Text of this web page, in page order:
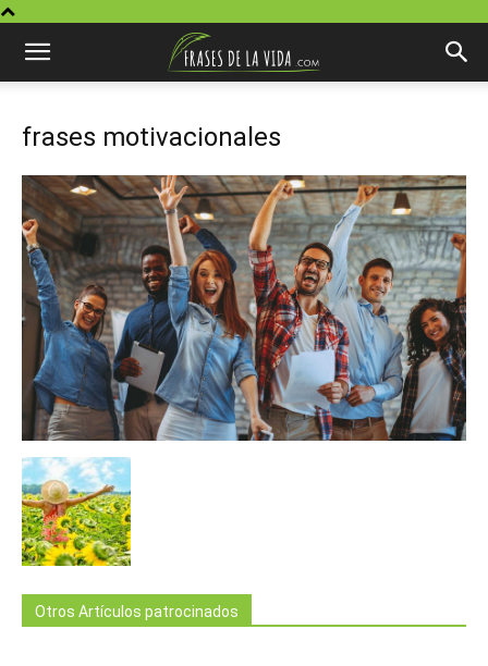
frases motivacionales
Otros Artículos patrocinados